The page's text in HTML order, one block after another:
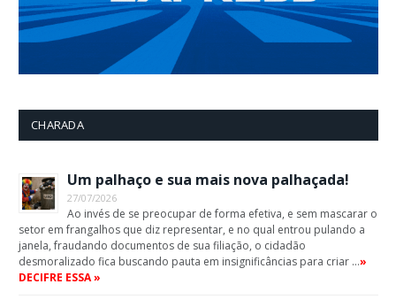
CHARADA
Um palhaço e sua mais nova palhaçada!
27/07/2026
Ao invés de se preocupar de forma efetiva, e sem mascarar o
setor em frangalhos que diz representar, e no qual entrou pulando a
janela, fraudando documentos de sua filiação, o cidadão
desmoralizado fica buscando pauta em insignificâncias para criar …»
DECIFRE ESSA »